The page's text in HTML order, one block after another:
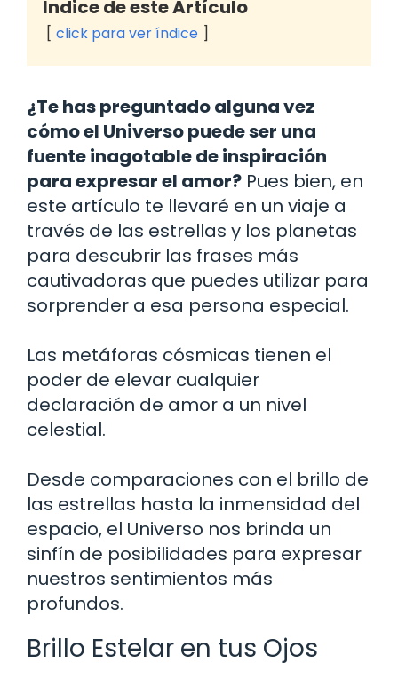
Indice de este Artículo
click para ver índice
¿Te has preguntado alguna vez
cómo el Universo puede ser una
fuente inagotable de inspiración
para expresar el amor? Pues bien, en
este artículo te llevaré en un viaje a
través de las estrellas y los planetas
para descubrir las frases más
cautivadoras que puedes utilizar para
sorprender a esa persona especial.
Las metáforas cósmicas tienen el
poder de elevar cualquier
declaración de amor a un nivel
celestial.
Desde comparaciones con el brillo de
las estrellas hasta la inmensidad del
espacio, el Universo nos brinda un
sinfín de posibilidades para expresar
nuestros sentimientos más
profundos.
Brillo Estelar en tus Ojos